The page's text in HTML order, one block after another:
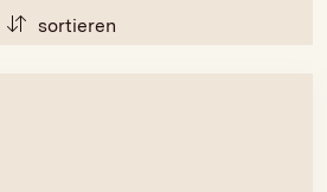
sortieren